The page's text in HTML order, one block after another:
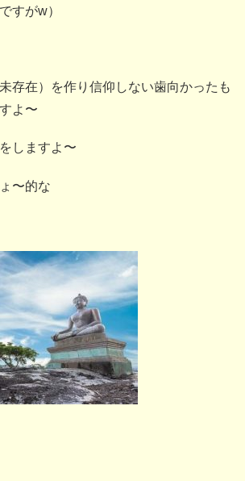
すがw）
存在）を作り信仰しない歯向かったも
よ〜
しますよ〜
〜的な